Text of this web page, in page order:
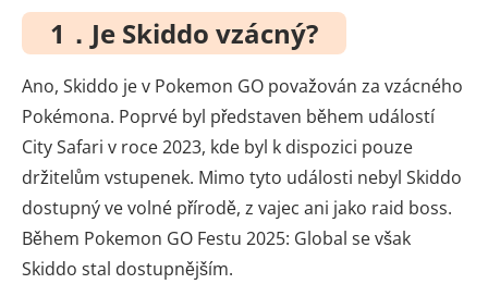
1．Je Skiddo vzácný?
Ano, Skiddo je v Pokemon GO považován za vzácného
Pokémona. Poprvé byl představen během událostí
City Safari v roce 2023, kde byl k dispozici pouze
držitelům vstupenek. Mimo tyto události nebyl Skiddo
dostupný ve volné přírodě, z vajec ani jako raid boss.
Během Pokemon GO Festu 2025: Global se však
Skiddo stal dostupnějším.